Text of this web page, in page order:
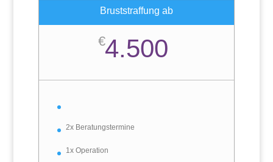
Bruststraffung ab
€4.500
2x Beratungstermine
1x Operation